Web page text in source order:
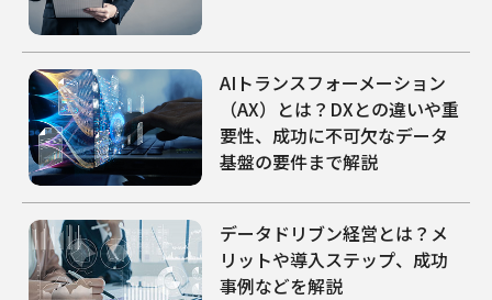
AIトランスフォーメーション
（AX）とは？DXとの違いや重
要性、成功に不可欠なデータ
基盤の要件まで解説
データドリブン経営とは？メ
リットや導入ステップ、成功
事例などを解説